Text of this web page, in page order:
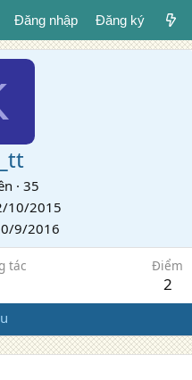
Đăng nhập Đăng ký
· 35
10/2015
9/2016
tác Điểm
2